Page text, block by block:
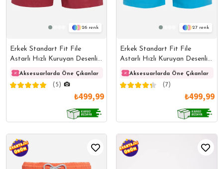
26
Erkek Standart Fit File
Astarlı Hızlı Kuruyan Desenli
Bordo Mayo Deniz Şortu
Aksesuarlarda Öne Çıkanlar Aksesuarlarda Öne Çıkanlar
(5)
₺499,99
27
Erkek Standart Fit File
Astarlı Hızlı Kuruyan Desenli
Petrol Mavi Mayo Deniz
Şortu
Aksesuarlarda Öne Çıkanlar
(7)
₺499,99